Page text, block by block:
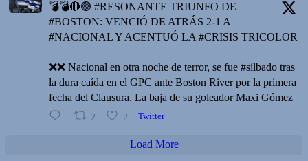
💣💣🔴🟢 #RESONANTE TRIUNFO DE
#BOSTON: VENCIÓ DE ATRÁS 2-1 A
#NACIONAL Y ACENTUÓ LA #CRISIS TRICOLOR
❌️❌️ Nacional en otra noche de terror, se fue #silbado tras
la dura caída en el GPC ante Boston River por la primera
fecha del Clausura. La baja de su goleador Maxi Gómez
2 2 Twitter
Load More